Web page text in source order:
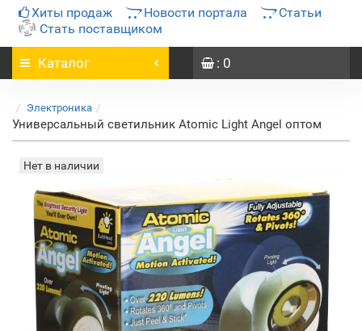
Хиты продаж Новости портала
Статьи
Стать поставщиком
Каталог : 0
Электроника
Универсальный светильник Atomic Light Angel оптом
Нет в наличии